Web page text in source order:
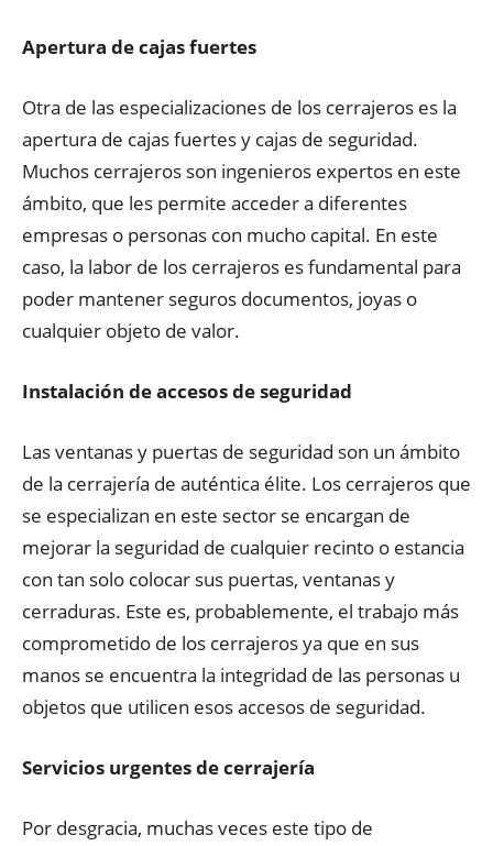
Apertura de cajas fuertes
Otra de las especializaciones de los cerrajeros es la
apertura de cajas fuertes y cajas de seguridad.
Muchos cerrajeros son ingenieros expertos en este
ámbito, que les permite acceder a diferentes
empresas o personas con mucho capital. En este
caso, la labor de los cerrajeros es fundamental para
poder mantener seguros documentos, joyas o
cualquier objeto de valor.
Instalación de accesos de seguridad
Las ventanas y puertas de seguridad son un ámbito
de la cerrajería de auténtica élite. Los cerrajeros que
se especializan en este sector se encargan de
mejorar la seguridad de cualquier recinto o estancia
con tan solo colocar sus puertas, ventanas y
cerraduras. Este es, probablemente, el trabajo más
comprometido de los cerrajeros ya que en sus
manos se encuentra la integridad de las personas u
objetos que utilicen esos accesos de seguridad.
Servicios urgentes de cerrajería
Por desgracia, muchas veces este tipo de